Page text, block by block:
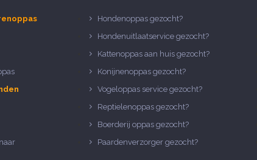
Hondenoppas gezocht?
Hondenuitlaatservice gezocht?
Kattenoppas aan huis gezocht?
Konijnenoppas gezocht?
Vogeloppas service gezocht?
Reptielenoppas gezocht?
Boerderij oppas gezocht?
Paardenverzorger gezocht?